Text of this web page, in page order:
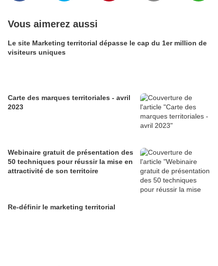
Vous aimerez aussi
Le site Marketing territorial dépasse le cap du 1er million de
visiteurs uniques
Carte des marques territoriales - avril
2023
Webinaire gratuit de présentation des
50 techniques pour réussir la mise en
attractivité de son territoire
Re-définir le marketing territorial